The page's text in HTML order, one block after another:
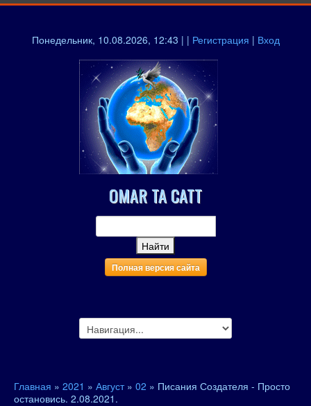
Понедельник, 10.08.2026, 12:43 | | Регистрация | Вход
OMAR TA CATT
Полная версия сайта
Главная » 2021 » Август » 02 » Писания Создателя - Просто
остановись. 2.08.2021.